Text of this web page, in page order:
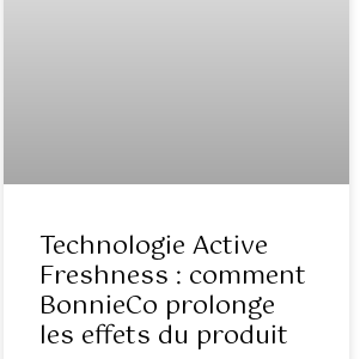
Technologie Active
Freshness : comment
BonnieCo prolonge
les effets du produit